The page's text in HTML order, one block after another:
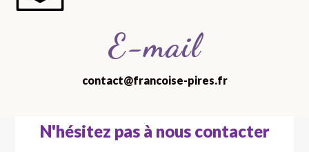
E-mail
contact@francoise-pires.fr
N'hésitez pas à nous contacter